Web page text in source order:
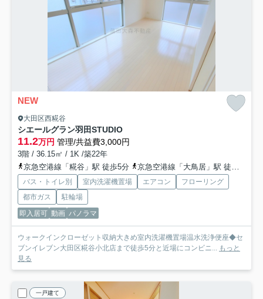
NEW
大田区西糀谷
シエールグラン羽田STUDIO
11.2万円 管理/共益費3,000円
3階 / 36.15㎡ / 1K /築22年
京急空港線「糀谷」駅 徒歩5分
京急空港線「大鳥居」駅 徒歩13分
バス・トイレ別 室内洗濯機置場 エアコン
フローリング
都市ガス
駐輪場
即入居可 動画 パノラマ
ウォークインクローゼット収納大きめ室内洗濯機置場温水洗浄便座◆セ
ブンイレブン大田区糀谷小北店まで徒歩5分と近場にコンビニ... もっと
見る
一戸建て